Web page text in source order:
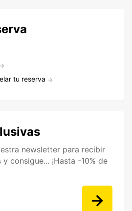
tu reserva
newsletter para recibir
consigue... ¡Hasta -10% de